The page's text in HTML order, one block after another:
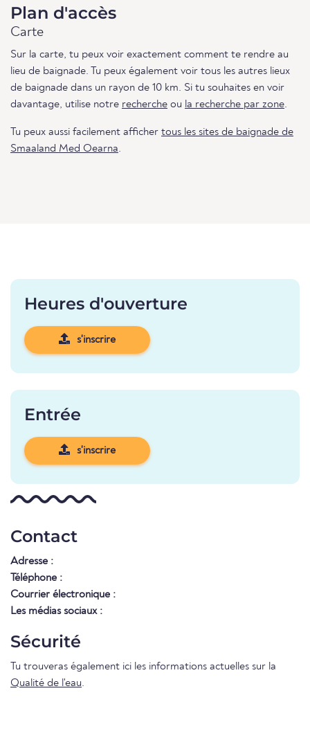
Plan d'accès
Carte
Sur la carte, tu peux voir exactement comment te rendre au
lieu de baignade. Tu peux également voir tous les autres lieux
de baignade dans un rayon de 10 km. Si tu souhaites en voir
davantage, utilise notre recherche ou la recherche par zone.
Tu peux aussi facilement afficher tous les sites de baignade de
Smaaland Med Oearna.
Heures d'ouverture
s'inscrire
Entrée
s'inscrire
Contact
Adresse :
Téléphone :
Courrier électronique :
Les médias sociaux :
Sécurité
Tu trouveras également ici les informations actuelles sur la
Qualité de l'eau.